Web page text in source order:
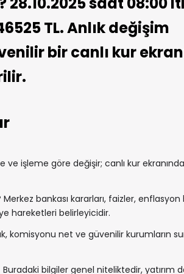
TL. Anlık değişim
bir canlı kur
işleme göre değişir; canlı kur
Merkez bankası kararları, faizler,
hareketleri belirleyicidir.
komisyonu net ve güvenilir kurumların
Buradaki bilgiler genel niteliktedir, yatırım